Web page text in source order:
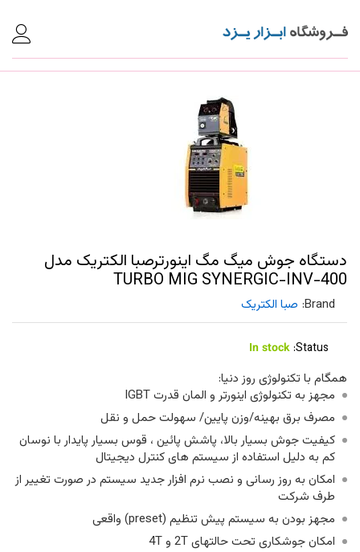
دستگاه جوش میگ مگ اینورترصبا الکتریک مدل
TURBO MIG SYNERGIC-INV-400
Brand: صبا الکتریک
Status:
In stock
همگام با تکنولوژی روز دنیا:
مجهز به تکنولوژی اینورتر و المان قدرت IGBT
مصرف برق بهینه/وزن پایین/ سهولت حمل و نقل
کیفیت جوش بسیار بالا، پاشش پائین ، قوس بسیار پایدار با نوسان
کم به دلیل استفاده از سیستم های کنترل دیجیتال
امکان به روز رسانی و نصب نرم افزار جدید سیستم در صورت تغییر از
طرف شرکت
مجهز بودن به سیستم پیش تنظیم (preset) واقعی
امکان جوشکاری تحت حالتهای 2T و 4T